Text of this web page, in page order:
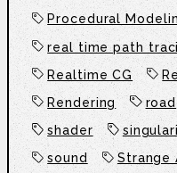
Procedural
real time path
Realtime CG
Rendering
road
shader
sound
Strange